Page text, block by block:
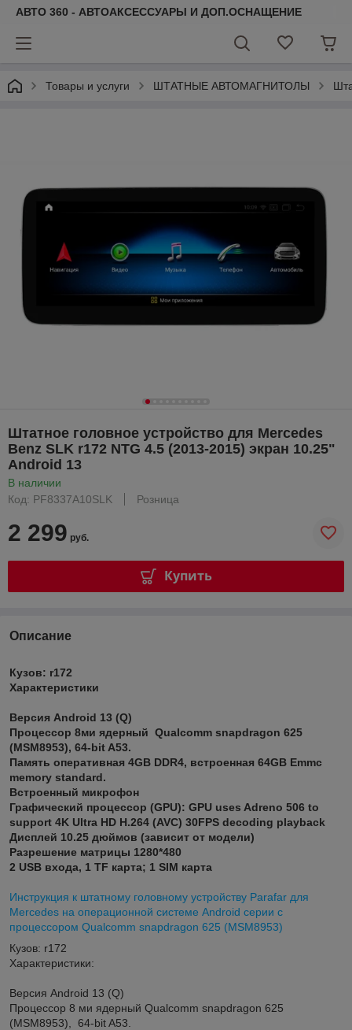
АВТО 360 - АВТОАКСЕССУАРЫ И ДОП.ОСНАЩЕНИЕ
Товары и услуги ШТАТНЫЕ АВТОМАГНИТОЛЫ
Штатное головное устройство для Mercedes
Benz SLK r172 NTG 4.5 (2013-2015) экран 10.25"
Android 13
В наличии
Код: PF8337A10SLK
Розница
2 299 руб.
Купить
Описание
Кузов: r172
Характеристики
Версия Android 13 (Q)
Процессор 8ми ядерный Qualcomm snapdragon 625
(MSM8953), 64-bit A53.
Память оперативная 4GB DDR4, встроенная 64GB Emmc
memory standard.
Встроенный микрофон
Графический процессор (GPU): GPU uses Adreno 506 to
support 4K Ultra HD H.264 (AVC) 30FPS decoding playback
Дисплей 10.25 дюймов (зависит от модели)
Разрешение матрицы 1280*480
2 USB входа, 1 TF карта; 1 SIM карта
Инструкция к штатному головному устройству Parafar для
Mercedes на операционной системе Android серии с
процессором Qualcomm snapdragon 625 (MSM8953)
Кузов: r172
Характеристики:
Версия Android 13 (Q)
Процессор 8 ми ядерный Qualcomm snapdragon 625
(MSM8953), 64-bit A53.